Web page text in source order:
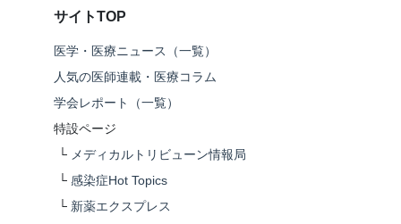
サイトTOP
医学・医療ニュース（一覧）
人気の医師連載・医療コラム
学会レポート（一覧）
特設ページ
└ メディカルトリビューン情報局
└ 感染症Hot Topics
└ 新薬エクスプレス